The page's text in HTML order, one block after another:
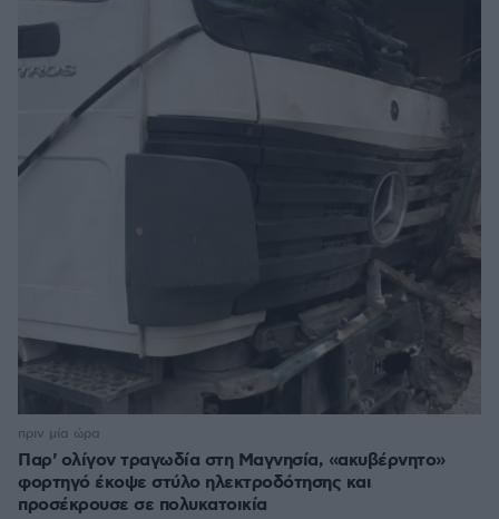
Παρ' ολίγον τραγωδία στη Μαγνησία, «ακυβέρνητο»
φορτηγό έκοψε στύλο ηλεκτροδότησης και
προσέκρουσε σε πολυκατοικία
πριν μία ώρα